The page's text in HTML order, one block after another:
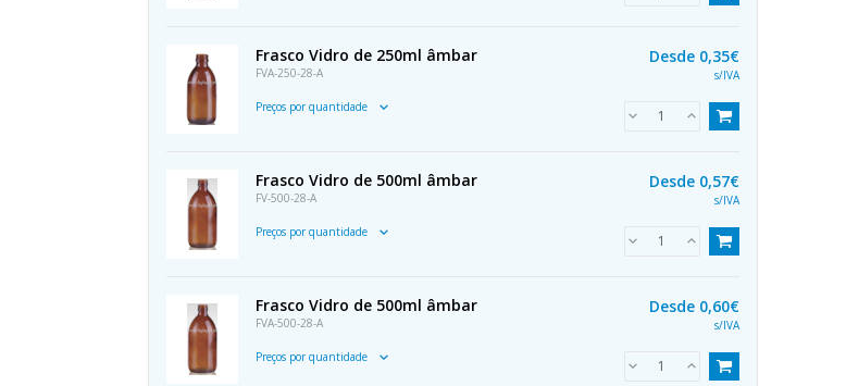
Frasco Vidro de 250ml âmbar
FVA-250-28-A
Preços por quantidade
Desde 0,35€
s/IVA
Frasco Vidro de 500ml âmbar
FV-500-28-A
Preços por quantidade
Desde 0,57€
s/IVA
Frasco Vidro de 500ml âmbar
FVA-500-28-A
Preços por quantidade
Desde 0,60€
s/IVA